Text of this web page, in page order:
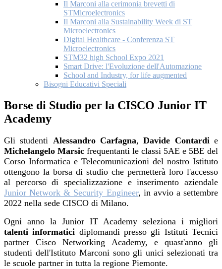
Il Marconi alla cerimonia brevetti di
STMicroelectronics
Il Marconi alla Sustainability Week di ST
Microelectronics
Digital Healthcare - Conferenza ST
Microelectronics
STM32 high School Expo 2021
Smart Drive: l'Evoluzione dell'Automazione
School and Industry, for life augmented
Bisogni Educativi Speciali
Borse di Studio per la CISCO Junior IT
Academy
Gli studenti Alessandro Carfagna,Davide Contardie
Michelangelo Marsic frequentanti le classi 5AE e 5BE del
Corso Informatica e Telecomunicazioni del nostro Istituto
ottengono la borsa di studio che permetterà loro l'accesso
al percorso di specializzazione e inserimento aziendale
Junior Network & Security Engineer, in avvio a settembre
2022 nella sede CISCO di Milano.
Ogni anno la Junior IT Academy seleziona i migliori
talenti informatici diplomandi presso gli Istituti Tecnici
partner Cisco Networking Academy, e quast'anno gli
studenti dell'Istituto Marconi sono gli unici selezionati tra
le scuole partner in tutta la regione Piemonte.